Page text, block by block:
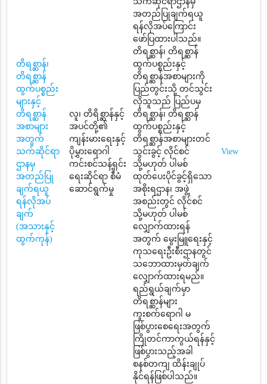
တိရစ္ဆာန်၊
တိရစ္ဆာန်
ထွက်ပစ္စည်း
များနှင့်
တိရစ္ဆာန်
အစာများ
အတွက်
သက်ဆိုင်ရာ
ဌာနမှ
အတည်ပြု
ချက်ရယူ
ရန်လိုအပ်
ချက်
(အသားနှင့်
ထွက်ကုန်)
လူ၊ တိရိစ္ဆာန်နှင့်
အပင်တို့၏
ကျန်းမားရေးနှင့်
ပိုမွှားရောဂါ
ကင်းစင်သန့်ရှင်း
ရေးဆိုင်ရာ စီမံ
ဆောင်ရွက်မှု
အတည်ပြုချက်ရယူ
ရန်လိုအပ်ကြောင်း
ဖော်ပြထားပါသည်။
တိရစ္ဆာန်၊ တိရစ္ဆာန်
ထွက်ပစ္စည်းနှင့်
တိရစ္ဆာန်အစာများကို
ပြည်တွင်းသို့ တင်သွင်း
လိုသူသည် ပြည်ပမှ
တိရစ္ဆာန်၊ တိရစ္ဆာန်
ထွက်ပစ္စည်းနှင့်
တိရစ္ဆာန်အစာများတင်
သွင်းခွင့် လိုင်စင်
သို့မဟုတ် ပါမစ်
ထုတ်ပေးပိုင်ခွင့်ရှိသော
အစိုးရဌာန၊ အဖွဲ့
အစည်းတွင် လိုင်စင်
သို့မဟုတ် ပါမစ်
လျှောက်ထားရန်
အတွက် မွေးမြူရေးနှင့်
ကုသရေးဦးစီးဌာနတွင်
သဘောထားမှတ်ချက်
လျှောက်ထားရမည်။
ရည်ရွယ်ချက်မှာ
တိရစ္ဆာန်များ
ကူးစက်ရောဂါ မ
ဖြစ်ပွားစေရေးအတွက်
ကြိုတင်ကာကွယ်ရန်နှင့်
ဖြစ်ပွားသည့်အခါ
စနစ်တကျ ထိန်းချုပ်
နိုင်ရန်ဖြစ်ပါသည်။
View